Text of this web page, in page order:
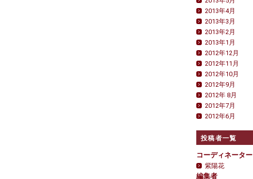
2013年4月
2013年3月
2013年2月
2013年1月
2012年12月
2012年11月
2012年10月
2012年9月
2012年 8月
2012年7月
2012年6月
投稿者一覧
コーディネーター
紫陽花
編集者